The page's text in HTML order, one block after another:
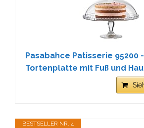
Pasabahce Patisserie 95200 -
Tortenplatte mit Fuß und
BESTSELLER NR. 4